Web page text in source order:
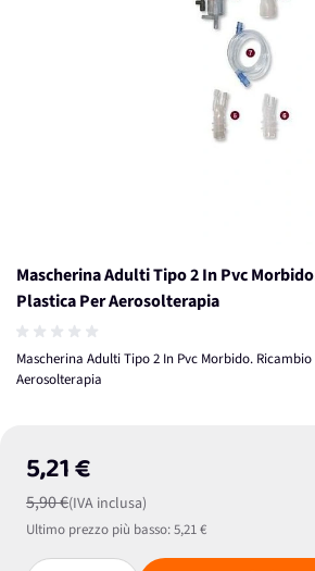
Mascherina Adulti Tipo 2 In Pvc
Plastica Per Aerosolterapia
Mascherina Adulti Tipo 2 In Pvc Morbido.
Aerosolterapia
5,21 €
5,90 €(IVA inclusa)
Ultimo prezzo più basso:5,21 €